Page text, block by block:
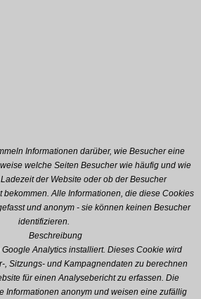
Informationen darüber, wie Besucher eine
welche Seiten Besucher wie häufig und wie
der Website oder ob der Besucher
Alle Informationen, die diese Cookies
und anonym - sie können keinen Besucher
identifizieren.
Beschreibung
Analytics installiert. Dieses Cookie wird
, Sitzungs- und Kampagnendaten zu berechnen
für einen Analysebericht zu erfassen. Die
Informationen anonym und weisen eine zufällig